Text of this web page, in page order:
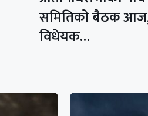
समितिको बैठक आज,
विधेयक…